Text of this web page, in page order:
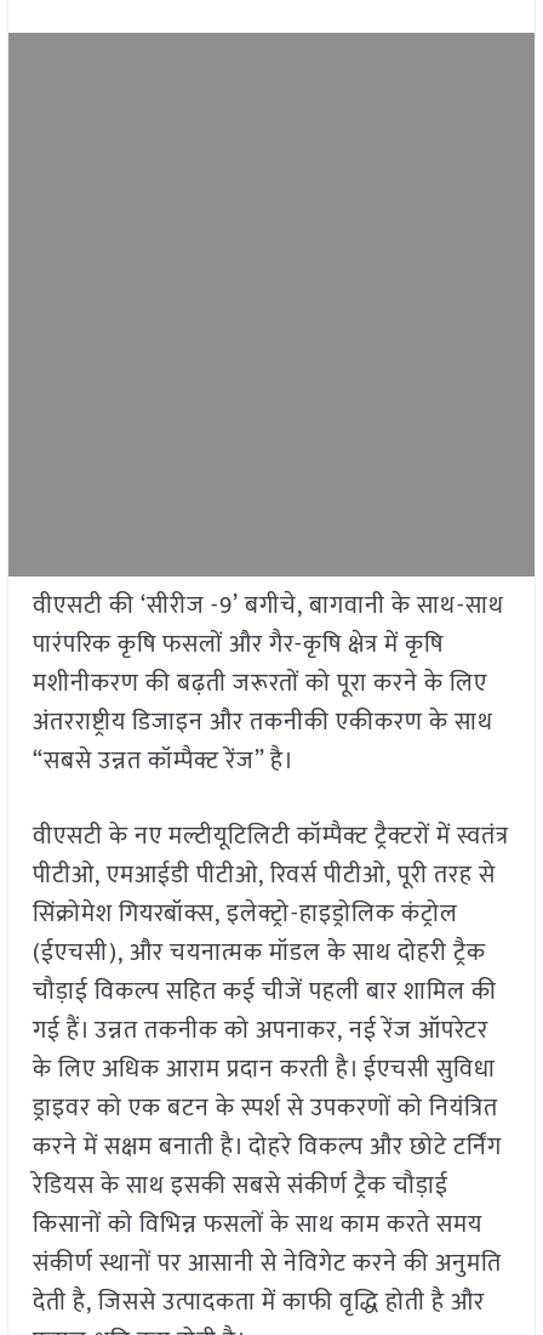
वीएसटी की ‘सीरीज -9’ बगीचे, बागवानी के साथ-साथ
पारंपरिक कृषि फसलों और गैर-कृषि क्षेत्र में कृषि
मशीनीकरण की बढ़ती जरूरतों को पूरा करने के लिए
अंतरराष्ट्रीय डिजाइन और तकनीकी एकीकरण के साथ
“सबसे उन्नत कॉम्पैक्ट रेंज” है।
वीएसटी के नए मल्टीयूटिलिटी कॉम्पैक्ट ट्रैक्टरों में स्वतंत्र
पीटीओ, एमआईडी पीटीओ, रिवर्स पीटीओ, पूरी तरह से
सिंक्रोमेश गियरबॉक्स, इलेक्ट्रो-हाइड्रोलिक कंट्रोल
(ईएचसी), और चयनात्मक मॉडल के साथ दोहरी ट्रैक
चौड़ाई विकल्प सहित कई चीजें पहली बार शामिल की
गई हैं। उन्नत तकनीक को अपनाकर, नई रेंज ऑपरेटर
के लिए अधिक आराम प्रदान करती है। ईएचसी सुविधा
ड्राइवर को एक बटन के स्पर्श से उपकरणों को नियंत्रित
करने में सक्षम बनाती है। दोहरे विकल्प और छोटे टर्निंग
रेडियस के साथ इसकी सबसे संकीर्ण ट्रैक चौड़ाई
किसानों को विभिन्न फसलों के साथ काम करते समय
संकीर्ण स्थानों पर आसानी से नेविगेट करने की अनुमति
देती है, जिससे उत्पादकता में काफी वृद्धि होती है और